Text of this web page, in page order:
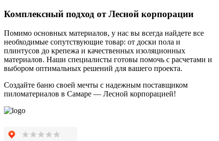
Комплексный подход от Лесной корпорации
Помимо основных материалов, у нас вы всегда найдете все
необходимые сопутствующие товар: от доски пола и
плинтусов до крепежа и качественных изоляционных
материалов. Наши специалисты готовы помочь с расчетами и
выбором оптимальных решений для вашего проекта.
Создайте баню своей мечты с надежным поставщиком
пиломатериалов в Самаре — Лесной корпорацией!